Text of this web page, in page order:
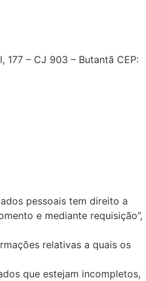
177 – CJ 903 – Butantã CEP:
pessoais tem direito a
e mediante requisição”,
relativas a quais os
que estejam incompletos,